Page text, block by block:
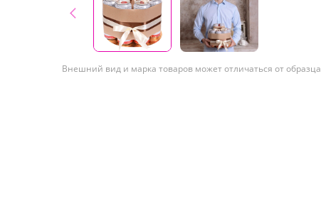
Внешний вид и марка товаров может отличаться от образца